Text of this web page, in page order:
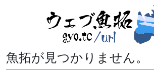
魚拓が見つかりません。